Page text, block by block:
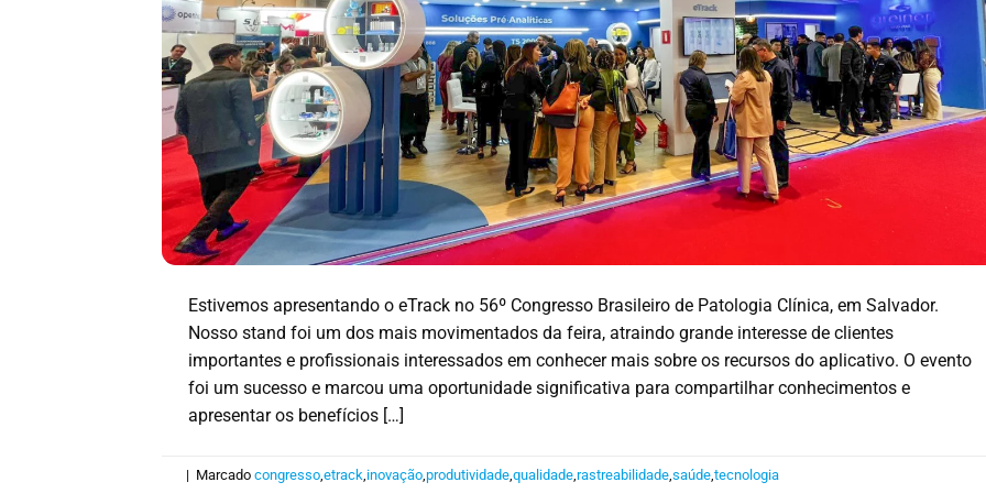
Estivemos apresentando o eTrack no 56º Congresso Brasileiro de Patologia Clínica, em Salvador.
Nosso stand foi um dos mais movimentados da feira, atraindo grande interesse de clientes
importantes e profissionais interessados em conhecer mais sobre os recursos do aplicativo. O evento
foi um sucesso e marcou uma oportunidade significativa para compartilhar conhecimentos e
apresentar os benefícios […]
| Marcadocongresso ,etrack inovação ,produtividade ,qualidade ,rastreabilidade ,saúde ,tecnologia